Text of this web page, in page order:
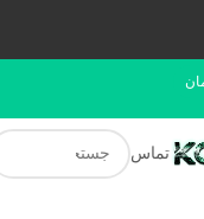
تماس